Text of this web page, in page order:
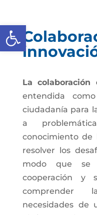
Abrir barra de
La
entendida
ciudadanía para
a
conocimiento de
resolver los
modo que se
cooperación y
comprender
necesidades de